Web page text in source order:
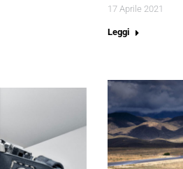
17 Aprile 2021
Leggi